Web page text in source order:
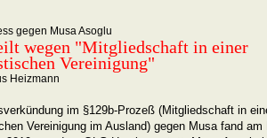
gegen Musa Asoglu
wegen "Mitgliedschaft in einer
Vereinigung"
Heizmann
im §129b-Prozeß (Mitgliedschaft in
Vereinigung im Ausland) gegen Musa fand am